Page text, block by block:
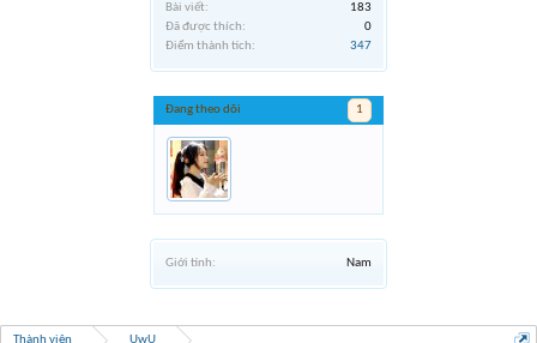
Bài viết:
183
Đã được thích:
0
Điểm thành tích:
347
Đang theo dõi 1
Giới tính: Nam
Thành viên UwU